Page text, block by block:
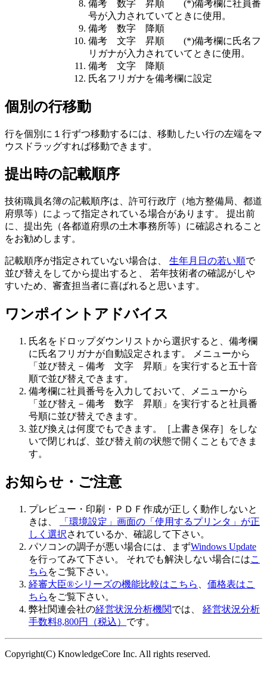
備考 数字 昇順 (*)備考欄に社員番
号が入力されていてときに使用。
備考 数字 降順
備考 文字 昇順 (*)備考欄に氏名フ
リガナが入力されていてときに使用。
備考 文字 降順
氏名フリガナを備考欄に設定
個別の行移動
行を個別に１行ずつ移動するには、移動したい行の左端をマ
ウスドラッグすれば移動できます。
提出時の記載順序
技術職員名簿の記載順序は、許可行政庁（地方整備局、都道
府県等）によって指定されている場合があります。 提出前
に、提出先（各都道府県の土木事務所等）に確認されること
をお勧めします。
記載順序が指定されていない場合は、 生年月日の若い順で
並び替えをしてから提出すると、 若年技術者の確認がしや
すいため、審査担当者に喜ばれると思います。
ワンポイントアドバイス
氏名をドロップダウンリストから選択すると、 備考欄
に氏名フリガナが自動設定されます。 メニューから
「並び替え－備考 文字 昇順」を実行すると五十音
順で並び替えできます。
備考欄に社員番号を入力しておいて、メニューから
「並び替え－備考 数字 昇順」を実行すると社員番
号順に並び替えできます。
並び換えは何度でもできます。［上書き保存］をしな
いで閉じれば、並び替え前の状態で開くこともできま
す。
お知らせ・ご注意
プレビュー・印刷・ＰＤＦ作成が正しく動作しないと
きは、
「環境設定」画面の「使用するプリンタ」が正
しく選択されているか、確認して下さい。
パソコンの調子が悪い場合には、まずWindows Update
を行ってみて下さい。 それでも解決しない場合にはこ
ちら をご覧下さい。
経審大臣®シリーズの機能比較はこちら
価格表はこ
ちら をご覧下さい。
弊社関連会社の経営状況分析機関では、 経営状況分析
手数料8,800円（税込） です。
Copyright(C) KnowledgeCore Inc. All rights reserved.